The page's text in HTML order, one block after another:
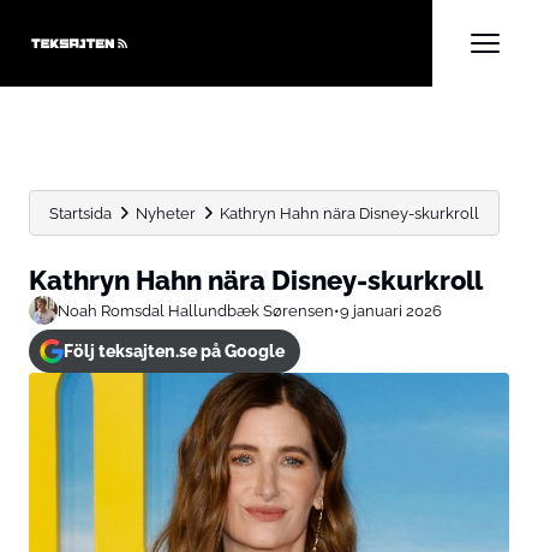
Startsida Nyheter Kathryn Hahn nära Disney-skurkroll
Kathryn Hahn nära Disney-skurkroll
Noah Romsdal Hallundbæk Sørensen•9 januari 2026
Följ teksajten.se på Google